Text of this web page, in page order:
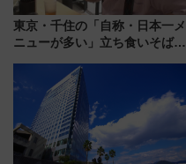
東京・千住の「自称・日本一メ
ニューが多い」立ち食いそば屋
地のふらっと立ち食いそば』
7/27夜10時～放送